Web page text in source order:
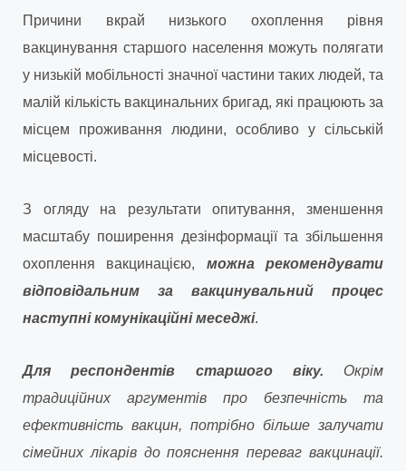
Причини вкрай низького охоплення рівня
вакцинування старшого населення можуть полягати
у низькій мобільності значної частини таких людей, та
малій кількість вакцинальних бригад, які працюють за
місцем проживання людини, особливо у сільській
місцевості.
З огляду на результати опитування, зменшення
масштабу поширення дезінформації та збільшення
охоплення вакцинацією, можна рекомендувати
відповідальним за вакцинувальний процес
наступні комунікаційні меседжі.
Для респондентів старшого віку. Окрім
традиційних аргументів про безпечність та
ефективність вакцин, потрібно більше залучати
сімейних лікарів до пояснення переваг вакцинації.